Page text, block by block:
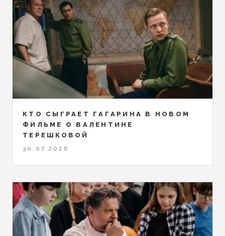
КТО СЫГРАЕТ ГАГАРИНА В НОВОМ
ФИЛЬМЕ О ВАЛЕНТИНЕ
ТЕРЕШКОВОЙ
30.07.2026